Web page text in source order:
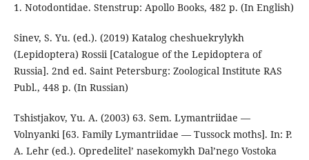
1. Notodontidae. Stenstrup: Apollo Books, 482 p. (In English)
Sinev, S. Yu. (ed.). (2019) Katalog cheshuekrylykh
(Lepidoptera) Rossii [Catalogue of the Lepidoptera of
Russia]. 2nd ed. Saint Petersburg: Zoological Institute RAS
Publ., 448 p. (In Russian)
Tshistjakov, Yu. A. (2003) 63. Sem. Lymantriidae —
Volnyanki [63. Family Lymantriidae — Tussock moths]. In: P.
A. Lehr (ed.). Opredelitel’ nasekomykh Dal’nego Vostoka